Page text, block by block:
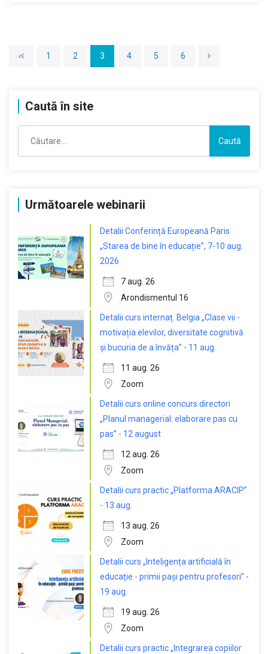
‹ 1 2 3 4 5 6
Caută în site
după:
Următoarele webinarii
Detalii Conferință Europeană Paris
„Starea de bine în educație”, 7-10 aug.
2026
7 aug. 26
Arondismentul 16
Detalii curs internaț. Belgia „Clase vii -
motivația elevilor, diversitate cognitivă
și bucuria de a învăța” - 11 aug.
11 aug. 26
Zoom
Detalii curs online concurs directori
„Planul managerial: elaborare pas cu
pas” - 12 august
12 aug. 26
Zoom
Detalii curs practic „Platforma ARACIP”
- 13 aug.
13 aug. 26
Zoom
Detalii curs „Inteligența artificială în
educație - primii pași pentru profesori” -
19 aug.
19 aug. 26
Zoom
Detalii curs practic „Integrarea copiilor